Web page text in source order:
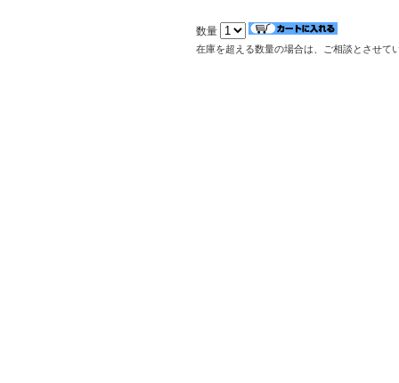
数量
在庫を超える数量の場合は、ご相談とさせて